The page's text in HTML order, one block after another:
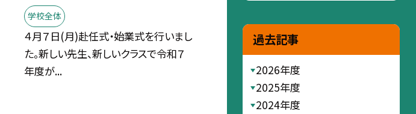
学校全体
４月７日(月)赴任式・始業式を行いまし
た。新しい先生、新しいクラスで令和７
年度が...
過去記事
2026年度
2025年度
2024年度